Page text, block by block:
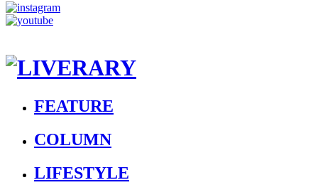
FEATURE
COLUMN
LIFESTYLE